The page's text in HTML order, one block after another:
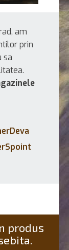
am
prin
sa
produs